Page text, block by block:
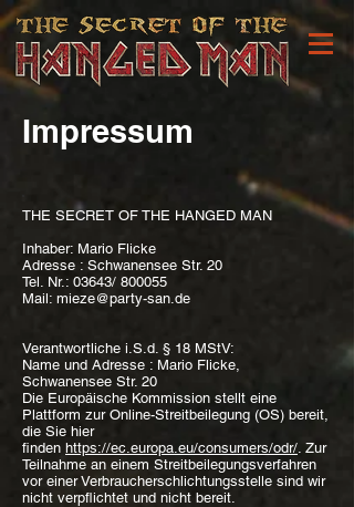
Impressum
THE SECRET OF THE HANGED MAN
Inhaber: Mario Flicke
Adresse : Schwanensee Str. 20
Tel. Nr.: 03643/ 800055
Mail: mieze@party-san.de
Verantwortliche i.S.d. § 18 MStV:
Name und Adresse : Mario Flicke,
Schwanensee Str. 20
Die Europäische Kommission stellt eine
Plattform zur Online-Streitbeilegung (OS) bereit,
die Sie hier
finden https://ec.europa.eu/consumers/odr/. Zur
Teilnahme an einem Streitbeilegungsverfahren
vor einer Verbraucherschlichtungsstelle sind wir
nicht verpflichtet und nicht bereit.